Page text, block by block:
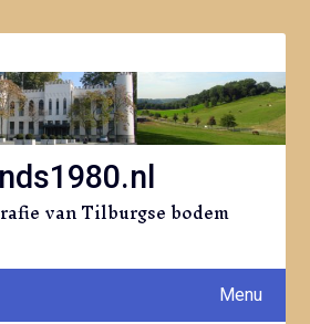
van Tilburgse bodem
Menu